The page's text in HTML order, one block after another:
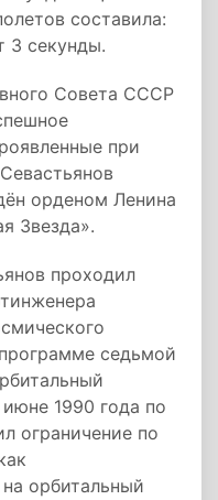
составила:
3 секунды.
Совета СССР
при
орденом Ленина
Звезда».
проходил
седьмой
1990 года по
ограничение по
орбитальный